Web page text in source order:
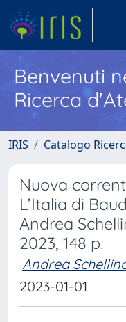
Benvenuti
Ricerca
IRIS Catalogo
Nuova
L’Italia di
Andrea
2023, 148 p.
Andrea
2023-01-01